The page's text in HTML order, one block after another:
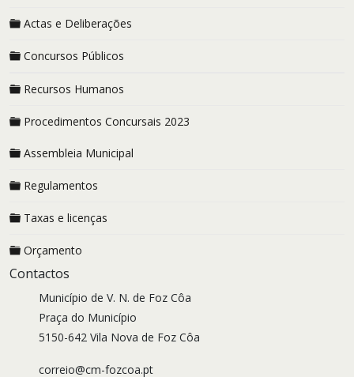
Actas e Deliberações
Concursos Públicos
Recursos Humanos
Procedimentos Concursais 2023
Assembleia Municipal
Regulamentos
Taxas e licenças
Orçamento
Contactos
Município de V. N. de Foz Côa
Praça do Município
5150-642 Vila Nova de Foz Côa
correio@cm-fozcoa.pt